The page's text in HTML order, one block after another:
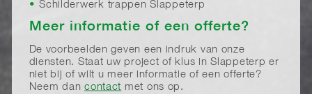
Schilderwerk trappen Slappeterp
Meer informatie of een offerte?
De voorbeelden geven een indruk van onze
diensten. Staat uw project of klus in Slappeterp er
niet bij of wilt u meer informatie of een offerte?
Neem dancontact met ons op.